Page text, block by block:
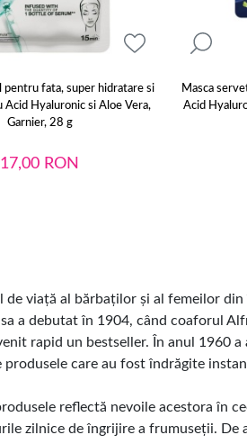
pentru fata, super hidratare si
Acid Hyaluronic si Aloe Vera,
Garnier, 28 g
17,00 RON
Masca
Acid
de viață al bărbaților și al femeilor
a debutat în 1904, când coaforul
rapid un bestseller. În anul 1960
care au fost îndrăgite
reflectă nevoile acestora în
zilnice de îngrijire a frumuseții. De